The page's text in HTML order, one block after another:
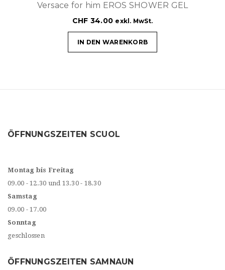
Versace for him EROS SHOWER GEL
CHF 34.00 exkl. MwSt.
IN DEN WARENKORB
ÖFFNUNGSZEITEN SCUOL
Montag bis Freitag
09.00 - 12.30 und 13.30 - 18.30
Samstag
09.00 - 17.00
Sonntag
geschlossen
ÖFFNUNGSZEITEN SAMNAUN